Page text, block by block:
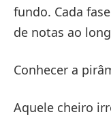
fundo. Cada
de notas ao
Conhecer a
Aquele cheiro